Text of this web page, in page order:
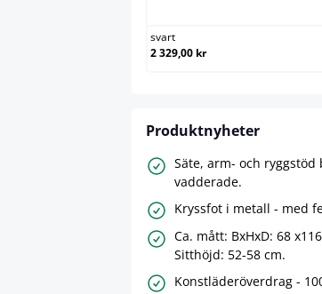
svart
2 329,00 kr
Produktnyheter
Säte, arm- och ryggstöd
vadderade.
Kryssfot i metall - med
Ca. mått: BxHxD: 68
Sitthöjd: 52-58 cm.
Konstläderöverdrag -